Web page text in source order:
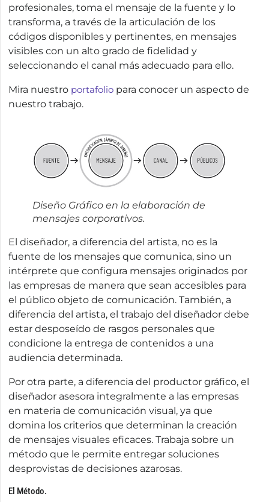
profesionales, toma el mensaje de la fuente y lo
transforma, a través de la articulación de los
códigos disponibles y pertinentes, en mensajes
visibles con un alto grado de fidelidad y
seleccionando el canal más adecuado para ello.
Mira nuestro portafolio para conocer un aspecto de
nuestro trabajo.
Diseño Gráfico en la elaboración de
mensajes corporativos.
El diseñador, a diferencia del artista, no es la
fuente de los mensajes que comunica, sino un
intérprete que configura mensajes originados por
las empresas de manera que sean accesibles para
el público objeto de comunicación. También, a
diferencia del artista, el trabajo del diseñador debe
estar desposeído de rasgos personales que
condicione la entrega de contenidos a una
audiencia determinada.
Por otra parte, a diferencia del productor gráfico, el
diseñador asesora integralmente a las empresas
en materia de comunicación visual, ya que
domina los criterios que determinan la creación
de mensajes visuales eficaces. Trabaja sobre un
método que le permite entregar soluciones
desprovistas de decisiones azarosas.
El Método.